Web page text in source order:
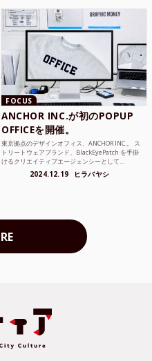
FOCUS
ANCHOR INC.が初のPOPUP
OFFICEを開催。
東京拠点のデザインオフィス、ANCHOR INC.。 ス
トリートウェアブランド、BlackEyePatch を手掛
けるクリエイティブエージェンシーとして...
2024.12.19 ヒラバヤシ